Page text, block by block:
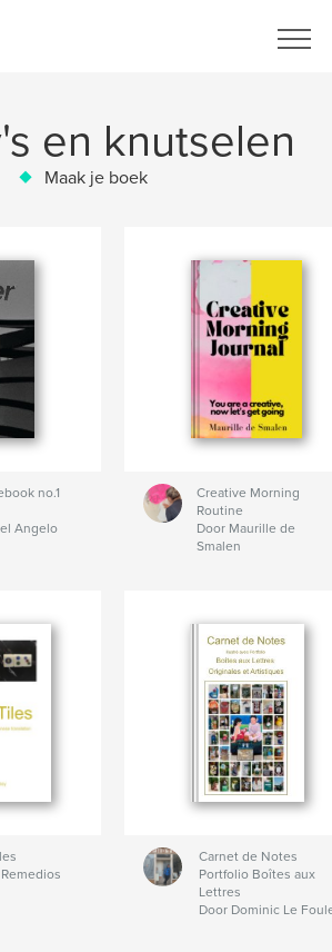
en knutselen
Maak je boek
no.1
Angelo
Creative Morning
Routine
Door Maurille de
Smalen
Carnet de Notes
Portfolio Boîtes aux
Lettres
Door Dominic Le